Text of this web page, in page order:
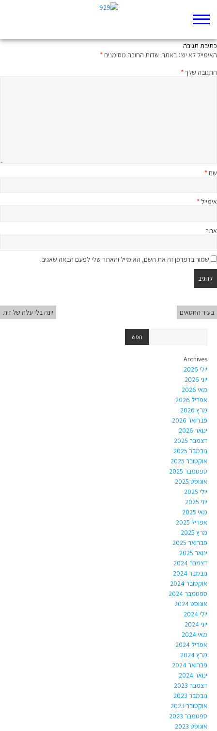
כתיבת תגובה
האימייל לא יוצג באתר. שדות החובה מסומנים*
התגובה שלך*
שם*
אימייל *
אתר
שמור בדפדפן זה את השם, האימייל והאתר שלי לפעם הבאה שאגיב.
בעיר החטאים יונה בלי עלה של זית
Archives
יולי 2026
יוני 2026
מאי 2026
אפריל 2026
מרץ 2026
פברואר 2026
ינואר 2026
דצמבר 2025
נובמבר 2025
אוקטובר 2025
ספטמבר 2025
אוגוסט 2025
יולי 2025
יוני 2025
מאי 2025
אפריל 2025
מרץ 2025
פברואר 2025
ינואר 2025
דצמבר 2024
נובמבר 2024
אוקטובר 2024
ספטמבר 2024
אוגוסט 2024
יולי 2024
יוני 2024
מאי 2024
אפריל 2024
מרץ 2024
פברואר 2024
ינואר 2024
דצמבר 2023
נובמבר 2023
אוקטובר 2023
ספטמבר 2023
אוגוסט 2023